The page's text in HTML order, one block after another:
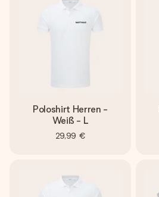
Poloshirt Herren -
Weiß - L
29,99 €